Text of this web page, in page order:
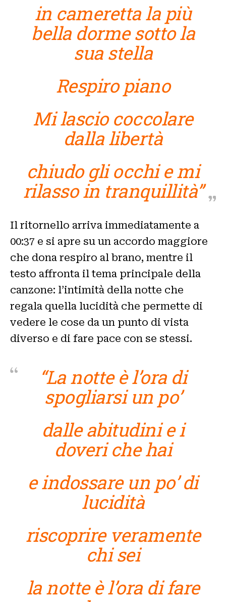
in cameretta la più
bella dorme sotto la
sua stella
Respiro piano
Mi lascio coccolare
dalla libertà
chiudo gli occhi e mi
rilasso in tranquillità”
Il ritornello arriva immediatamente a
00:37 e si apre su un accordo maggiore
che dona respiro al brano, mentre il
testo affronta il tema principale della
canzone: l’intimità della notte che
regala quella lucidità che permette di
vedere le cose da un punto di vista
diverso e di fare pace con se stessi.
“La notte è l’ora di
spogliarsi un po’
dalle abitudini e i
doveri che hai
e indossare un po’ di
lucidità
riscoprire veramente
chi sei
la notte è l’ora di fare